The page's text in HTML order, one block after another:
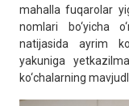
mahalla fuqarolar
nomlari bo‘yicha
natijasida ayrim
yakuniga
ko‘chalarning